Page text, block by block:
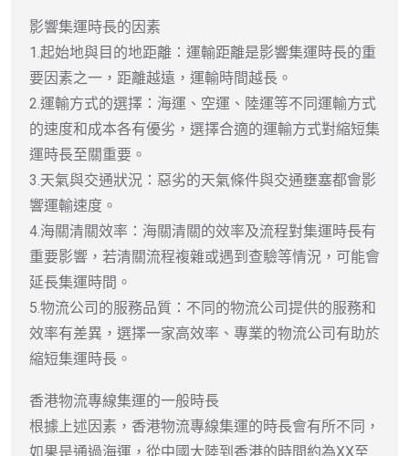
影響集運時長的因素
1.起始地與目的地距離：運輸距離是影響集運時長的重
要因素之一，距離越遠，運輸時間越長。
2.運輸方式的選擇：海運、空運、陸運等不同運輸方式
的速度和成本各有優劣，選擇合適的運輸方式對縮短集
運時長至關重要。
3.天氣與交通狀況：惡劣的天氣條件與交通壅塞都會影
響運輸速度。
4.海關清關效率：海關清關的效率及流程對集運時長有
重要影響，若清關流程複雜或遇到查驗等情況，可能會
延長集運時間。
5.物流公司的服務品質：不同的物流公司提供的服務和
效率有差異，選擇一家高效率、專業的物流公司有助於
縮短集運時長。
香港物流專線集運的一般時長
根據上述因素，香港物流專線集運的時長會有所不同，
如果是通過海運，從中國大陸到香港的時間約為XX至